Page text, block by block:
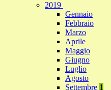
2019
Gennaio
Febbraio
Marzo
Aprile
Maggio
Giugno
Luglio
Agosto
Settembre 1